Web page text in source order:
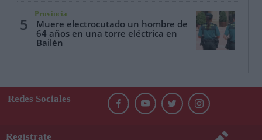
5
Provincia
Muere electrocutado un hombre de
64 años en una torre eléctrica en
Bailén
Redes Sociales
Regístrate